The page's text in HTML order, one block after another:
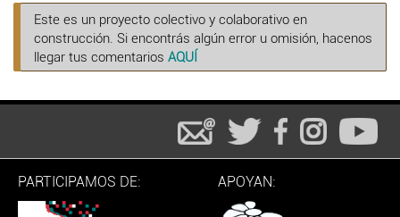
Este es un proyecto colectivo y colaborativo en
construcción. Si encontrás algún error u omisión, hacenos
llegar tus comentarios AQUÍ
PARTICIPAMOS DE: APOYAN: